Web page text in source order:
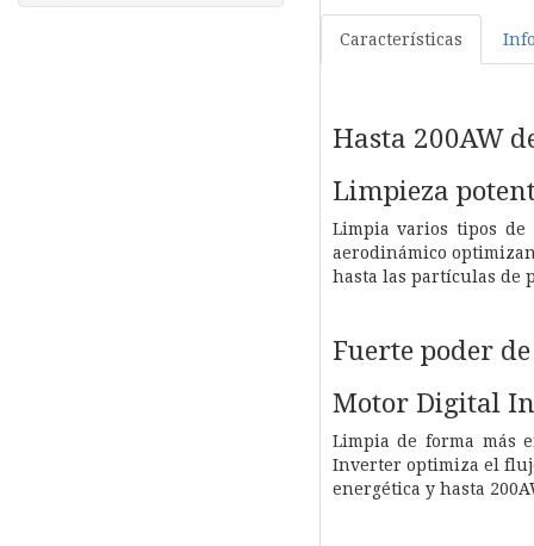
Características
Hasta 200AW
Limpieza
Limpia varios tipos
aerodinámico
hasta las partículas de
Fuerte poder
Motor Digital
Limpia de forma más
Inverter optimiza el
energética y hasta